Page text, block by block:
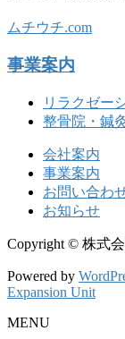
ムチウチ.com
事業案内
リラクゼー
整骨院・鍼
会社案内
事業案内
お問い合わ
お知らせ
Copyright © 株式
Powered by
Expansion Unit
MENU